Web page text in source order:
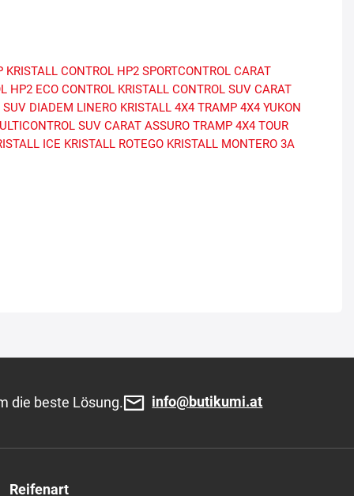
KRISTALL CONTROL HP2 SPORTCONTROL CARAT
HP2 ECO CONTROL KRISTALL CONTROL SUV CARAT
SUV DIADEM LINERO KRISTALL 4X4 TRAMP 4X4 YUKON
SUV CARAT ASSURO TRAMP 4X4 TOUR
ICE KRISTALL ROTEGO KRISTALL MONTERO 3A
die beste Lösung. info@butikumi.at
Reifenart